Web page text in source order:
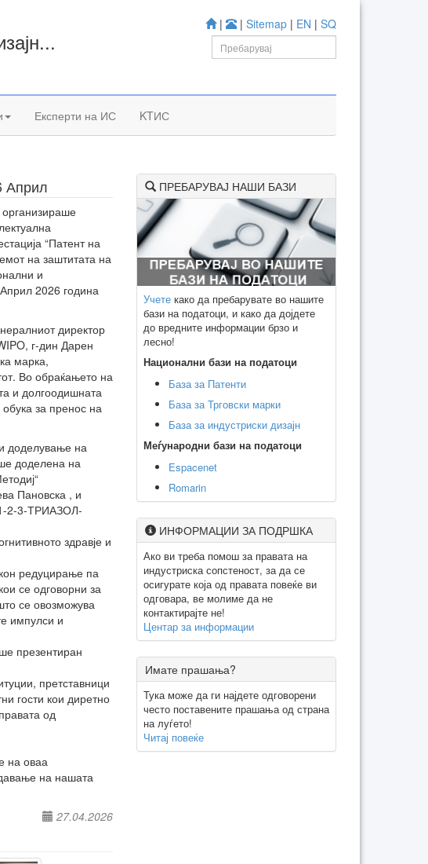
| | Sitemap | EN | SQ
Експерти на ИС KTИС
Април
организираше
“Патент на
на заштитата на
и
2026 година
директор
г-дин Дарен
марка,
Во обраќањето на
и долгоодишната
за пренос на
доделување на
доделена на
Пановска , и
2-3-ТРИАЗОЛ-
здравје и
редуцирање па
се одговорни за
се овозможува
импулси и
презентиран
претставници
гости кои диретно
од
на оваа
на нашата
27.04.2026
ПРЕБАРУВАЈ НАШИ БАЗИ
Учете како да пребарувате во нашите
бази на податоци, и како да дојдете
до вредните информации брзо и
лесно!
Национални бази на податоци
База за Патенти
База за Трговски марки
База за индустриски дизајн
Меѓународни бази на податоци
Espacenet
Romarin
ИНФОРМАЦИИ ЗА ПОДРШКА
Ако ви треба помош за правата на
индустриска сопстеност, за да се
осигурате која од правата повеќе ви
одговара, ве молиме да не
контактирајте не!
Центар за информации
Имате прашања?
Тука може да ги најдете одговорени
често поставените прашања од страна
на луѓето!
Читај повеќе